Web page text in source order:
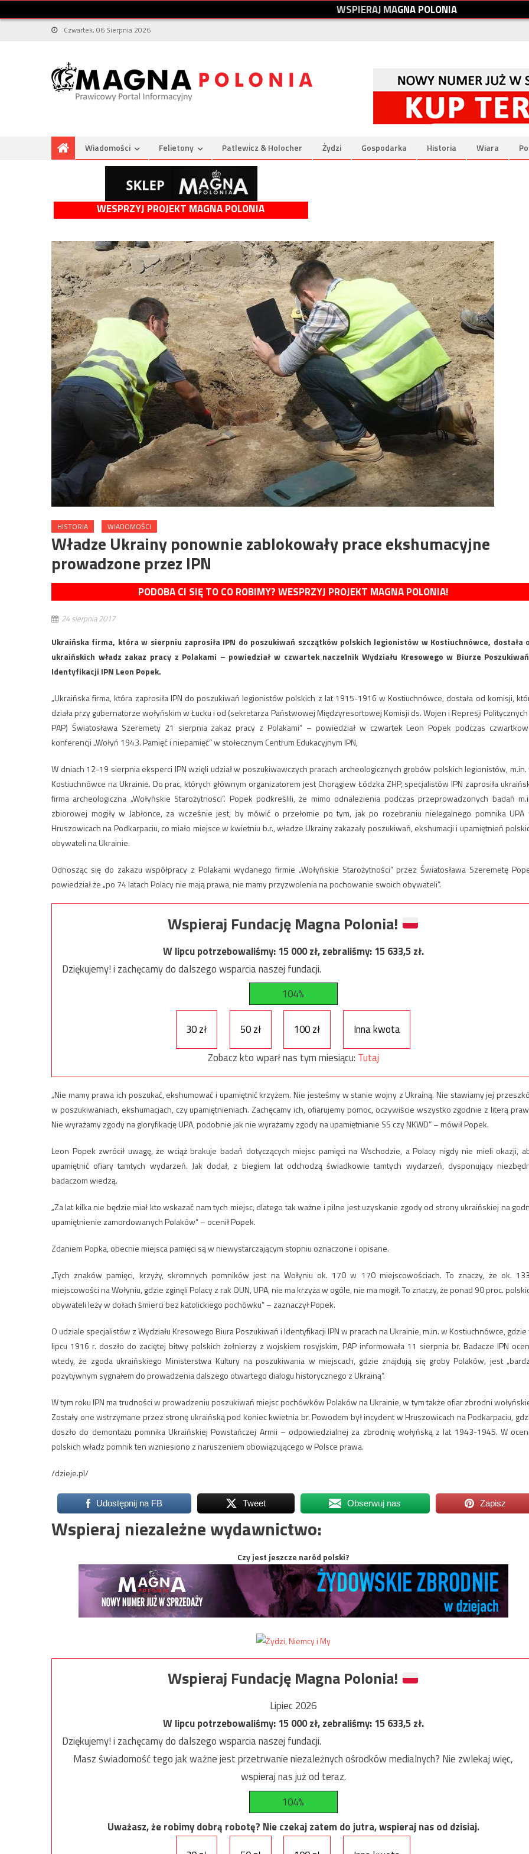
WSPIERAJMAGNAPOLONIA
Czwartek, 06 Sierpnia 2026
Wiadomości Felietony Patlewicz & Holocher Żydzi Gospodarka Historia Wiara
WESPRZYJ PROJEKT MAGNA POLONIA
HISTORIA WIADOMOŚCI
Władze Ukrainy ponownie zablokowały prace ekshumacyjne
prowadzone przez IPN
PODOBA CI SIĘ TO CO ROBIMY? WESPRZYJ PROJEKT MAGNA POLONIA!
24 sierpnia 2017
Ukraińska firma, która w sierpniu zaprosiła IPN do poszukiwań szczątków polskich legionistów w Kostiuchnówce, dostała
ukraińskich władz zakaz pracy z Polakami – powiedział w czwartek naczelnik Wydziału Kresowego w Biurze
Identyfikacji IPN Leon Popek.
„Ukraińska firma, która zaprosiła IPN do poszukiwań legionistów polskich z lat 1915-1916 w Kostiuchnówce, dostała od komisji,
działa przy gubernatorze wołyńskim w Łucku i od (sekretarza Państwowej Międzyresortowej Komisji ds. Wojen i Represji
PAP) Światosława Szeremety 21 sierpnia zakaz pracy z Polakami” – powiedział w czwartek Leon Popek podczas
konferencji „Wołyń 1943. Pamięć i niepamięć” w stołecznym Centrum Edukacyjnym IPN,
W dniach 12-19 sierpnia eksperci IPN wzięli udział w poszukiwawczych pracach archeologicznych grobów polskich legionistów, m.in.
Kostiuchnówce na Ukrainie. Do prac, których głównym organizatorem jest Chorągiew Łódzka ZHP, specjalistów IPN zaprosiła
firma archeologiczna „Wołyńskie Starożytności”. Popek podkreślili, że mimo odnalezienia podczas przeprowadzonych badań
zbiorowej mogiły w Jabłonce, za wcześnie jest, by mówić o przełomie po tym, jak po rozebraniu nielegalnego pomnika UPA
Hruszowicach na Podkarpaciu, co miało miejsce w kwietniu b.r., władze Ukrainy zakazały poszukiwań, ekshumacji i upamiętnień
obywateli na Ukrainie.
Odnosząc się do zakazu współpracy z Polakami wydanego firmie „Wołyńskie Starożytności” przez Światosława Szeremetę
powiedział że „po 74 latach Polacy nie mają prawa, nie mamy przyzwolenia na pochowanie swoich obywateli”.
Wspieraj Fundację Magna Polonia!
W lipcu potrzebowaliśmy:15 000zł, zebraliśmy:15 633,5zł.
Dziękujemy! i zachęcamy do dalszego wsparcia naszej fundacji.
104%
30 zł 50 zł 100 zł
Inna kwota
Zobacz kto wparł nas tym miesiącu: Tutaj
„Nie mamy prawa ich poszukać, ekshumować i upamiętnić krzyżem. Nie jesteśmy w stanie wojny z Ukrainą. Nie stawiamy jej
w poszukiwaniach, ekshumacjach, czy upamiętnieniach. Zachęcamy ich, ofiarujemy pomoc, oczywiście wszystko zgodnie z literą
Nie wyrażamy zgody na gloryfikację UPA, podobnie jak nie wyrażamy zgody na upamiętnianie SS czy NKWD” – mówił Popek.
Leon Popek zwrócił uwagę, że wciąż brakuje badań dotyczących miejsc pamięci na Wschodzie, a Polacy nigdy nie mieli okazji,
upamiętnić ofiary tamtych wydarzeń. Jak dodał, z biegiem lat odchodzą świadkowie tamtych wydarzeń, dysponujący
badaczom wiedzą.
„Za lat kilka nie będzie miał kto wskazać nam tych miejsc, dlatego tak ważne i pilne jest uzyskanie zgody od strony ukraińskiej na
upamiętnienie zamordowanych Polaków” – ocenił Popek.
Zdaniem Popka, obecnie miejsca pamięci są w niewystarczającym stopniu oznaczone i opisane.
„Tych znaków pamięci, krzyży, skromnych pomników jest na Wołyniu ok. 170 w 170 miejscowościach. To znaczy, że ok.
miejscowości na Wołyniu, gdzie zginęli Polacy z rak OUN, UPA, nie ma krzyża w ogóle, nie ma mogił. To znaczy, że ponad 90 proc.
obywateli leży w dołach śmierci bez katolickiego pochówku” – zaznaczył Popek.
O udziale specjalistów z Wydziału Kresowego Biura Poszukiwań i Identyfikacji IPN w pracach na Ukrainie, m.in. w Kostiuchnówce, gdzie
lipcu 1916 r. doszło do zaciętej bitwy polskich żołnierzy z wojskiem rosyjskim, PAP informowała 11 sierpnia br. Badacze IPN
wtedy, że zgoda ukraińskiego Ministerstwa Kultury na poszukiwania w miejscach, gdzie znajdują się groby Polaków, jest
pozytywnym sygnałem do prowadzenia dalszego otwartego dialogu historycznego z Ukrainą”.
W tym roku IPN ma trudności w prowadzeniu poszukiwań miejsc pochówków Polaków na Ukrainie, w tym także ofiar zbrodni
Zostały one wstrzymane przez stronę ukraińską pod koniec kwietnia br. Powodem był incydent w Hruszowicach na Podkarpaciu,
doszło do demontażu pomnika Ukraińskiej Powstańczej Armii – odpowiedzialnej za zbrodnię wołyńską z lat 1943-1945. W
polskich władz pomnik ten wzniesiono z naruszeniem obowiązującego w Polsce prawa.
/dzieje.pl/
Udostępnij na FB Tweet Obserwuj nas Zapisz
Wspieraj niezależne wydawnictwo:
Czy jest jeszcze naród polski?
Wspieraj Fundację Magna Polonia!
Lipiec 2026
W lipcu potrzebowaliśmy:15 000zł, zebraliśmy:15 633,5zł.
Dziękujemy! i zachęcamy do dalszego wsparcia naszej fundacji.
Masz świadomość tego jak ważne jest przetrwanie niezależnych ośrodków medialnych? Nie zwlekaj więc,
wspieraj nas już od teraz.
104%
Uważasz, że robimy dobrą robotę? Nie czekaj zatem do jutra, wspieraj nas od dzisiaj.